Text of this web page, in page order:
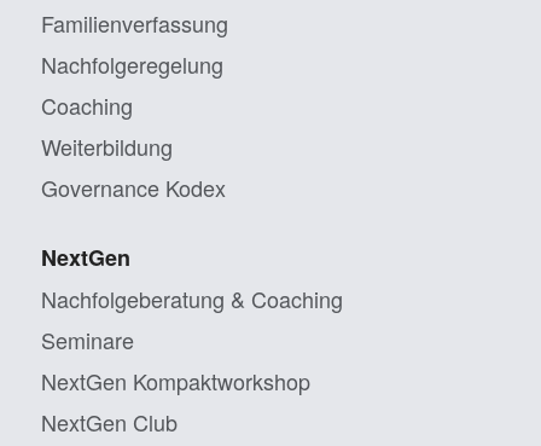
Familienverfassung
Nachfolgeregelung
Coaching
Weiterbildung
Governance Kodex
NextGen
Nachfolgeberatung & Coaching
Seminare
NextGen Kompaktworkshop
NextGen Club